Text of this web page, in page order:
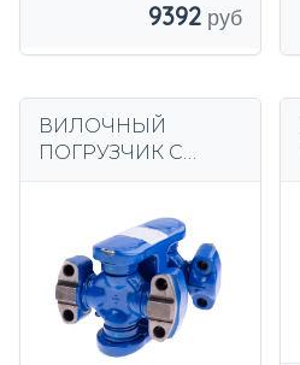
9392
ВИЛОЧНЫЙ
ПОГРУЗЧИК С
HANGCHA E-RT/RT2
СЕРИИ (2,5-3,5 Т)